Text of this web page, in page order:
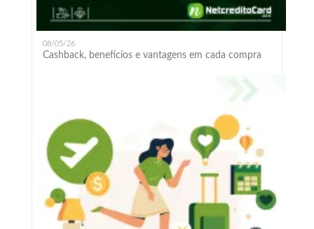
08/05/26
Cashback, benefícios e vantagens em cada compra